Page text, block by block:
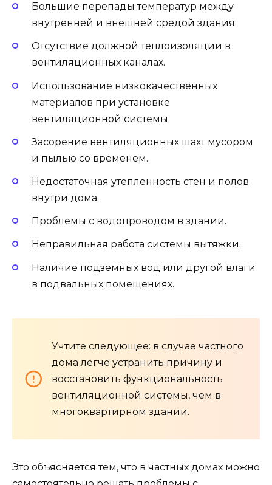
Большие перепады температур между
внутренней и внешней средой здания.
Отсутствие должной теплоизоляции в
вентиляционных каналах.
Использование низкокачественных
материалов при установке
вентиляционной системы.
Засорение вентиляционных шахт мусором
и пылью со временем.
Недостаточная утепленность стен и полов
внутри дома.
Проблемы с водопроводом в здании.
Неправильная работа системы вытяжки.
Наличие подземных вод или другой влаги
в подвальных помещениях.
Учтите следующее: в случае частного
дома легче устранить причину и
восстановить функциональность
вентиляционной системы, чем в
многоквартирном здании.
Это объясняется тем, что в частных домах можно